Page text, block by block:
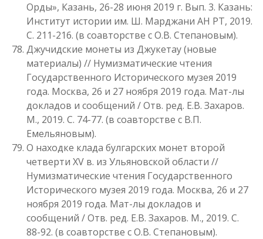
Орды», Казань, 26-28 июня 2019 г. Вып. 3. Казань:
Институт истории им. Ш. Марджани АН РТ, 2019.
С. 211-216. (в соавторстве с О.В. Степановым).
Джучидские монеты из Джукетау (новые
материалы) // Нумизматические чтения
Государственного Исторического музея 2019
года. Москва, 26 и 27 ноября 2019 года. Мат-лы
докладов и сообщений / Отв. ред. Е.В. Захаров.
М., 2019. С. 74-77. (в соавторстве с В.П.
Емельяновым).
О находке клада булгарских монет второй
четверти XV в. из Ульяновской области //
Нумизматические чтения Государственного
Исторического музея 2019 года. Москва, 26 и 27
ноября 2019 года. Мат-лы докладов и
сообщений / Отв. ред. Е.В. Захаров. М., 2019. С.
88-92. (в соавторстве с О.В. Степановым).